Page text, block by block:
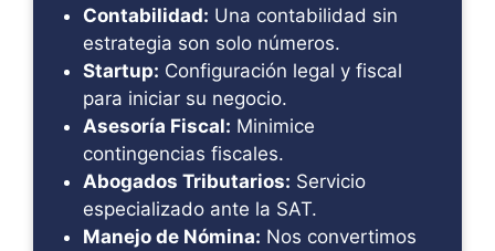
Contabilidad: Una contabilidad sin
estrategia son solo números.
Startup: Configuración legal y fiscal
para iniciar su negocio.
Asesoría Fiscal: Minimice
contingencias fiscales.
Abogados Tributarios: Servicio
especializado ante la SAT.
Manejo de Nómina: Nos convertimos